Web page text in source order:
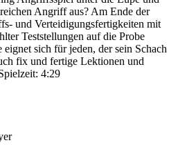
Angriff aus? Am Ende der
und Verteidigungsfertigkeiten mit
Teststellungen auf die Probe
sich für jeden, der sein Schach
fix und fertige Lektionen und
4:29